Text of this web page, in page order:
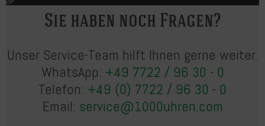
Sie haben noch Fragen?
Unser Service-Team hilft Ihnen gerne weiter.
WhatsApp: +49 7722 / 96 30 - 0
Telefon: +49 (0) 7722 / 96 30 - 0
Email: service@1000uhren.com